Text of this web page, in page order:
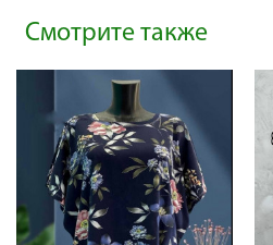
Смотрите также